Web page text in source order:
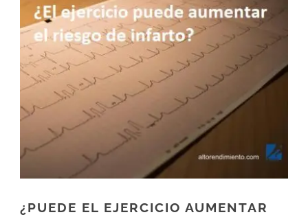
¿PUEDE EL EJERCICIO AUMENTAR